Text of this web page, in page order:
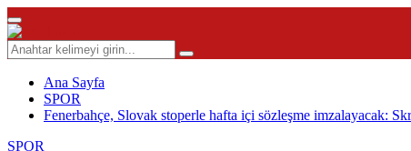
Primary
Menu
Search
for:
Search
Ana Sayfa
SPOR
Fenerbahçe, Slovak stoperle hafta içi sözleşme imzalayacak:
SPOR